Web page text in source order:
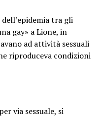
tra gli
gay» a Lione, in
ad attività sessuali
riproduceva condizioni
via sessuale, si